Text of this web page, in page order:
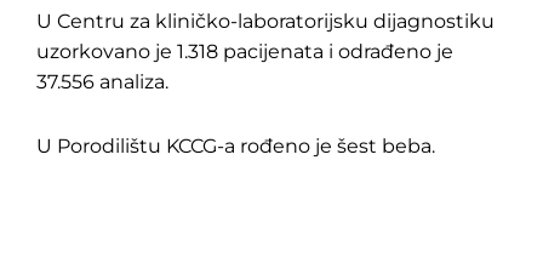
U Centru za kliničko-laboratorijsku dijagnostiku
uzorkovano je 1.318 pacijenata i odrađeno je
37.556 analiza.
U Porodilištu KCCG-a rođeno je šest beba.